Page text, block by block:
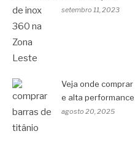
setembro 11, 2023
Veja onde
e alta performance
agosto 20, 2025